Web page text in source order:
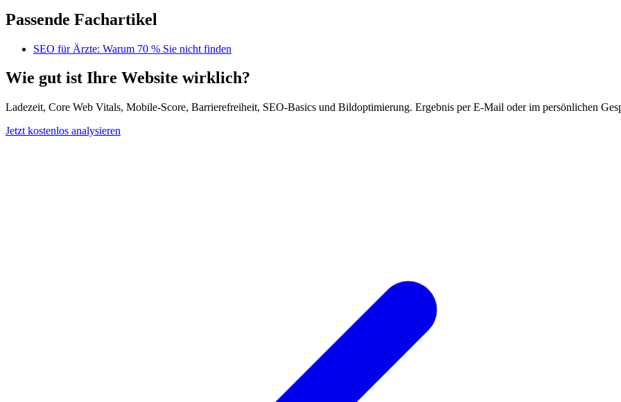
Passende Fachartikel
SEO für Ärzte: Warum 70 % Sie nicht finden
Wie gut ist Ihre Website wirklich?
Ladezeit, Core Web Vitals, Mobile-Score, Barrierefreiheit, SEO-Basics und Bildoptimierung. Ergebnis per E-Mail oder im persönlichen
Jetzt kostenlos analysieren